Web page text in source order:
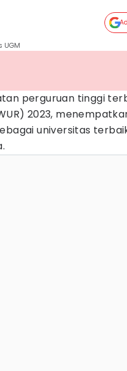
UGM
perguruan tinggi
2023,
universitas